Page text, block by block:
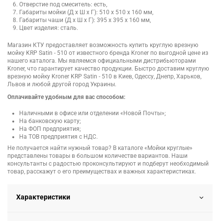
Отверстие под смеситель: есть,
Габариты мойки (Д х Ш х Г): 510 x 510 x 160 мм,
Габариты чаши (Д х Ш х Г): 395 х 395 х 160 мм,
Цвет изделия: сталь.
Магазин КТУ предоставляет возможность купить круглую врезную
мойку KRP Satin - 510 от известного бренда Kroner по выгодной цене из
нашего каталога. Мы являемся официальными дистрибьюторами
Kroner, что гарантирует качество продукции. Быстро доставим круглую
врезную мойку Kroner KRP Satin - 510 в Киев, Одессу, Днепр, Харьков,
Львов и любой другой город Украины.
Оплачивайте удобным для вас способом:
Наличными в офисе или отделении «Новой Почты»;
На банковскую карту;
На ФОП предприятия;
На ТОВ предприятия с НДС.
Не получается найти нужный товар? В каталоге «Мойки круглые»
представлены товары в большом количестве вариантов. Наши
консультанты с радостью проконсультируют и подберут необходимый
товар, расскажут о его преимуществах и важных характеристиках.
Характеристики